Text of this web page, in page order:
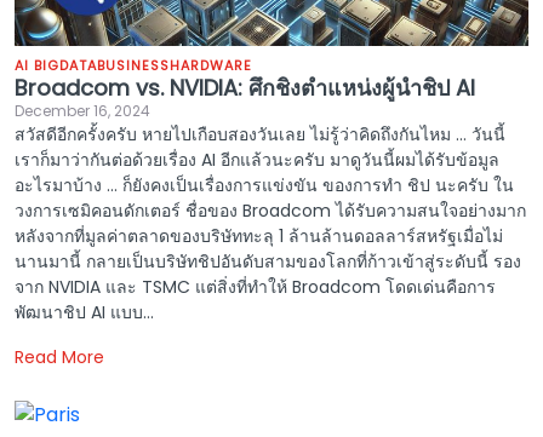
AI BIGDATABUSINESSHARDWARE
Broadcom vs. NVIDIA: ศึกชิงตำแหน่งผู้นำชิป AI
December 16, 2024
สวัสดีอีกครั้งครับ หายไปเกือบสองวันเลย ไม่รู้ว่าคิดถึงกันไหม … วันนี้
เราก็มาว่ากันต่อด้วยเรื่อง AI อีกแล้วนะครับ มาดูวันนี้ผมได้รับข้อมูล
อะไรมาบ้าง … ก็ยังคงเป็นเรื่องการแข่งขัน ของการทำ ชิป นะครับ ใน
วงการเซมิคอนดักเตอร์ ชื่อของ Broadcom ได้รับความสนใจอย่างมาก
หลังจากที่มูลค่าตลาดของบริษัททะลุ 1 ล้านล้านดอลลาร์สหรัฐเมื่อไม่
นานมานี้ กลายเป็นบริษัทชิปอันดับสามของโลกที่ก้าวเข้าสู่ระดับนี้ รอง
จาก NVIDIA และ TSMC แต่สิ่งที่ทำให้ Broadcom โดดเด่นคือการ
พัฒนาชิป AI แบบ...
Read More